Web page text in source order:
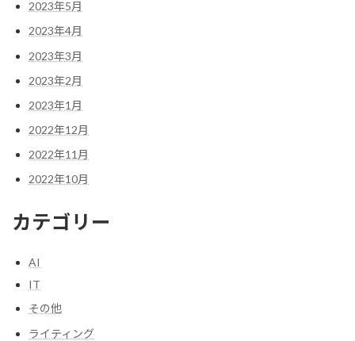
2023年5月
2023年4月
2023年3月
2023年2月
2023年1月
2022年12月
2022年11月
2022年10月
カテゴリー
AI
IT
その他
ライティング